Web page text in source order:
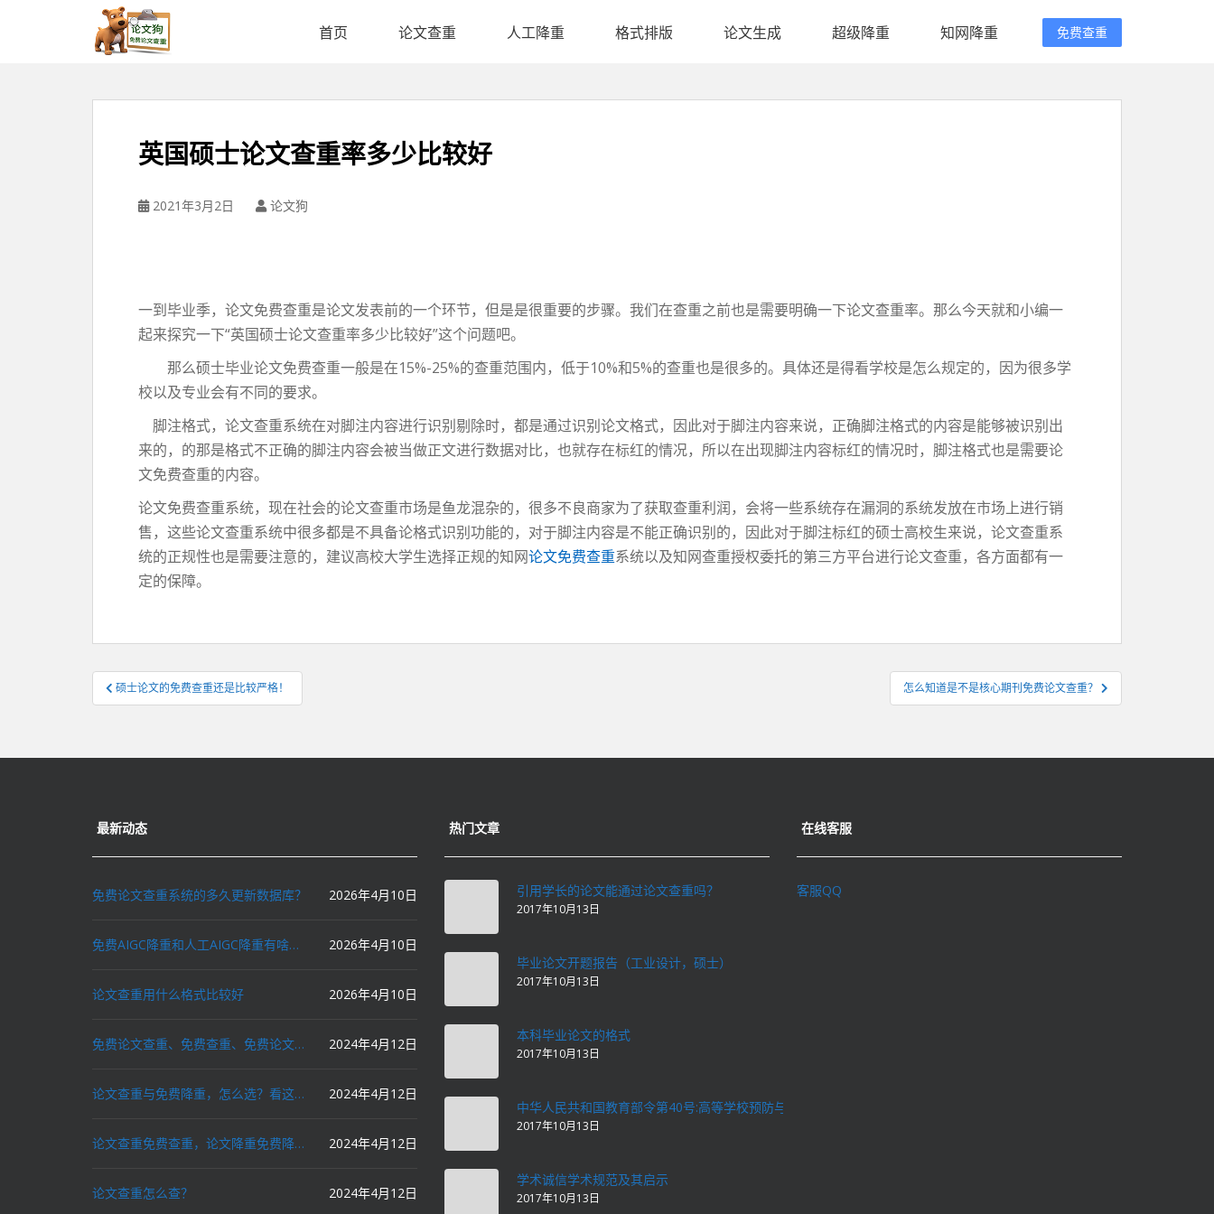
首页 论文查重 人工降重 格式排版 论文生成 超级降重 知网降重 免费查重
英国硕士论文查重率多少比较好
2021年3月2日 论文狗
一到毕业季，论文免费查重是论文发表前的一个环节，但是是很重要的步骤。我们在查重之前也是需要明确一下论文查重率。那么今天就和小编一
起来探究一下“英国硕士论文查重率多少比较好”这个问题吧。
那么硕士毕业论文免费查重一般是在15%-25%的查重范围内，低于10%和5%的查重也是很多的。具体还是得看学校是怎么规定的，因为很多学
校以及专业会有不同的要求。
脚注格式，论文查重系统在对脚注内容进行识别剔除时，都是通过识别论文格式，因此对于脚注内容来说，正确脚注格式的内容是能够被识别出
来的，的那是格式不正确的脚注内容会被当做正文进行数据对比，也就存在标红的情况，所以在出现脚注内容标红的情况时，脚注格式也是需要论
文免费查重的内容。
论文免费查重系统，现在社会的论文查重市场是鱼龙混杂的，很多不良商家为了获取查重利润，会将一些系统存在漏洞的系统发放在市场上进行销
售，这些论文查重系统中很多都是不具备论格式识别功能的，对于脚注内容是不能正确识别的，因此对于脚注标红的硕士高校生来说，论文查重系
统的正规性也是需要注意的，建议高校大学生选择正规的知网论文免费查重系统以及知网查重授权委托的第三方平台进行论文查重，各方面都有一
定的保障。
文
章
航
硕士论文的免费查重还是比较严格！ 怎么知道是不是核心期刊免费论文查重？
最新动态
免费论文查重系统的多久更新数据库？ 2026年4月10日
免费AIGC降重和人工AIGC降重有啥区别？ 2026年4月10日
论文查重用什么格式比较好 2026年4月10日
免费论文查重、免费查重、免费论文降重、免费降重、智能降重、一键降重、降低AIGC写作率、AI写论文，这些名词你了解吗？ 2024年4月12日
论文查重与免费降重，怎么选？看这里就对了！ 2024年4月12日
论文查重免费查重，论文降重免费降重，机器降重，人工降重，降低AIGC写作率，ai写论文，都要选论文狗和paperdog以及文思慧达！ 2024年4月12日
论文查重怎么查？ 2024年4月12日
热门文章
引用学长的论文能通过论文查重吗？
2017年10月13日
毕业论文开题报告（工业设计，硕士）
2017年10月13日
本科毕业论文的格式
2017年10月13日
中华人民共和国教育部令第40号:高等学校预防与处理学术不端行为办法
2017年10月13日
学术诚信学术规范及其启示
2017年10月13日
在线客服
客服QQ